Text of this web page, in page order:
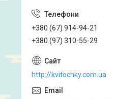
+380 (67) 914-94-21
+380 (97) 310-55-29
http://kvitochky.com.ua